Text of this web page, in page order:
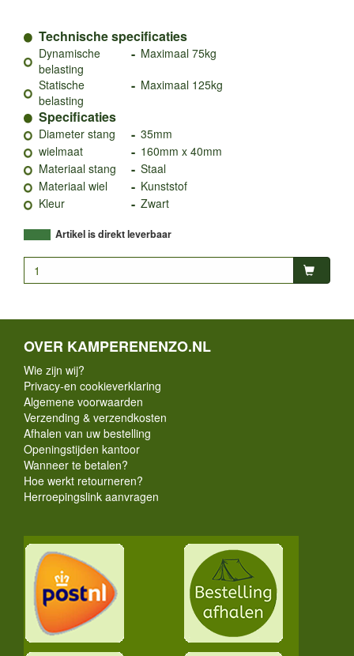
Technische specificaties
Dynamische
belasting
- Maximaal 75kg
Statische
belasting
- Maximaal 125kg
Specificaties
Diameter stang - 35mm
wielmaat
- 160mm x 40mm
Materiaal stang
- Staal
Materiaal wiel
- Kunststof
Kleur
- Zwart
Artikel is direkt leverbaar
OVER KAMPERENENZO.NL
Wie zijn wij?
Privacy-en cookieverklaring
Algemene voorwaarden
Verzending & verzendkosten
Afhalen van uw bestelling
Openingstijden kantoor
Wanneer te betalen?
Hoe werkt retourneren?
Herroepingslink aanvragen